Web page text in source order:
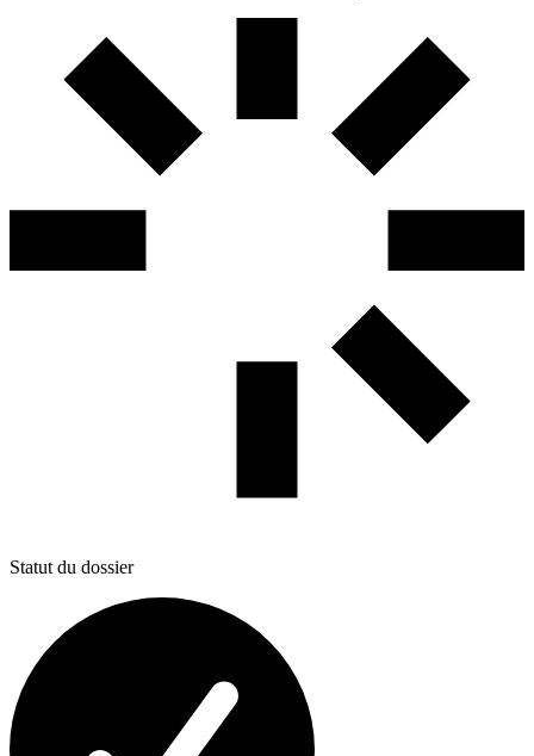
Statut du dossier